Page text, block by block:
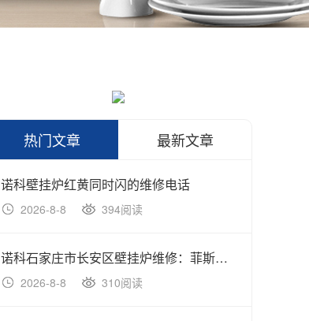
热门文章 最新文章
诺科壁挂炉红黄同时闪的维修电话
2026-8-8 394阅读
诺科石家庄市长安区壁挂炉维修：菲斯曼锅炉地暖升温不起来怎么回事,故障解决方法
2026-8-8 310阅读